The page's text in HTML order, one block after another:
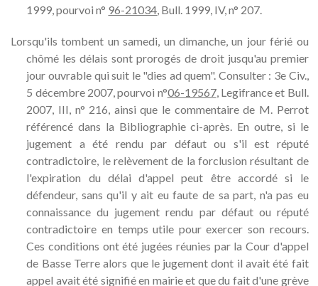
1999, pourvoi n° 96-21034, Bull. 1999, IV, n° 207.
Lorsqu'ils tombent un samedi, un dimanche, un jour férié ou
chômé les délais sont prorogés de droit jusqu'au premier
jour ouvrable qui suit le "dies ad quem". Consulter : 3e Civ.,
5 décembre 2007, pourvoi n°06-19567, Legifrance et Bull.
2007, III, n° 216, ainsi que le commentaire de M. Perrot
référencé dans la Bibliographie ci-après. En outre, si le
jugement a été rendu par défaut ou s'il est réputé
contradictoire, le relèvement de la forclusion résultant de
l'expiration du délai d'appel peut être accordé si le
défendeur, sans qu'il y ait eu faute de sa part, n'a pas eu
connaissance du jugement rendu par défaut ou réputé
contradictoire en temps utile pour exercer son recours.
Ces conditions ont été jugées réunies par la Cour d'appel
de Basse Terre alors que le jugement dont il avait été fait
appel avait été signifié en mairie et que du fait d'une grève